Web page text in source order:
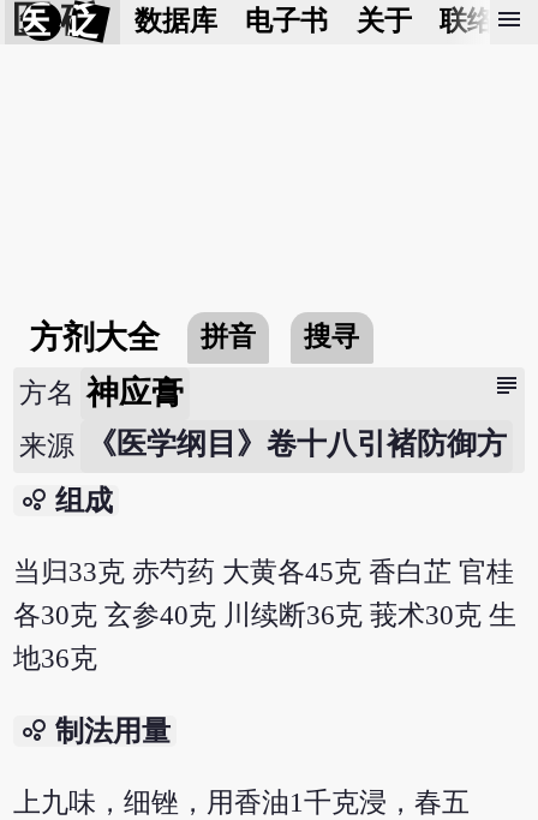
医 砭 数据库 电子书 关于 联络我
menu
方剂大全 拼音 搜寻
subject
方名 神应膏
来源 《医学纲目》卷十八引褚防御方
bubble_chart 组成
当归33克 赤芍药 大黄各45克 香白芷 官桂
各30克 玄参40克 川续断36克 莪术30克 生
地36克
bubble_chart 制法用量
上九味，细锉，用香油1千克浸，春五